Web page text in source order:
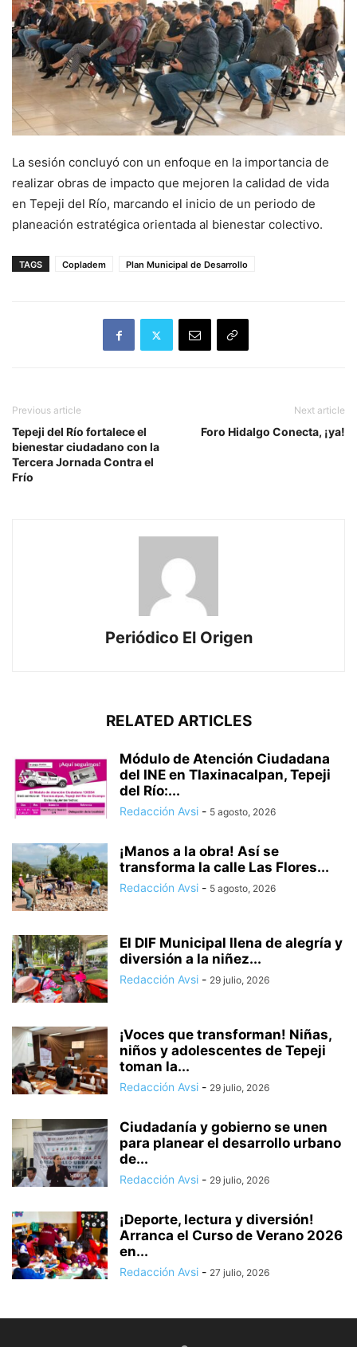
La sesión concluyó con un enfoque en la importancia de
realizar obras de impacto que mejoren la calidad de vida
en Tepeji del Río, marcando el inicio de un periodo de
planeación estratégica orientada al bienestar colectivo.
TAGS Copladem Plan Municipal de Desarrollo
Previous article
Tepeji del Río fortalece el
bienestar ciudadano con la
Tercera Jornada Contra el
Frío
Next article
Foro Hidalgo Conecta, ¡ya!
Periódico El Origen
RELATED ARTICLES
Módulo de Atención Ciudadana
del INE en Tlaxinacalpan, Tepeji
del Río:...
Redacción Avsi - 5 agosto, 2026
¡Manos a la obra! Así se
transforma la calle Las Flores...
Redacción Avsi - 5 agosto, 2026
El DIF Municipal llena de alegría y
diversión a la niñez...
Redacción Avsi - 29 julio, 2026
¡Voces que transforman! Niñas,
niños y adolescentes de Tepeji
toman la...
Redacción Avsi - 29 julio, 2026
Ciudadanía y gobierno se unen
para planear el desarrollo urbano
de...
Redacción Avsi - 29 julio, 2026
¡Deporte, lectura y diversión!
Arranca el Curso de Verano 2026
en...
Redacción Avsi - 27 julio, 2026